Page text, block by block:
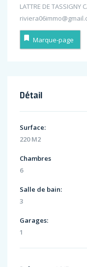
LATTRE DE
Marque-page
Détail
Surface:
220 M2
Chambres
6
Salle de bain:
3
Garages:
1